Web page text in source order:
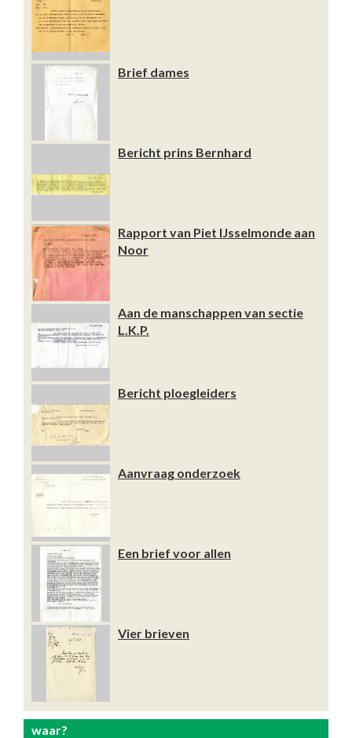
Brief dames
Bericht prins Bernhard
Rapport van Piet IJsselmonde aan
Noor
Aan de manschappen van sectie
L.K.P.
Bericht ploegleiders
Aanvraag onderzoek
Een brief voor allen
Vier brieven
waar?